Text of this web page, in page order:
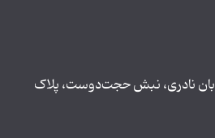
نادری، نبش حجت‌دوست، پلاک